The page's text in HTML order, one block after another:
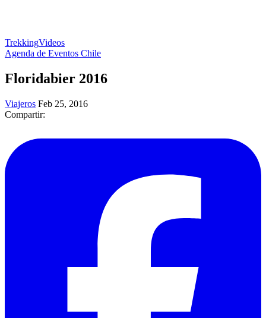
TrekkingVideos
Agenda de Eventos Chile
Floridabier 2016
Viajeros Feb 25, 2016
Compartir: